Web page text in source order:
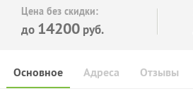
Цена без скидки:
до 14200 руб.
Основное Отзывы
Адреса